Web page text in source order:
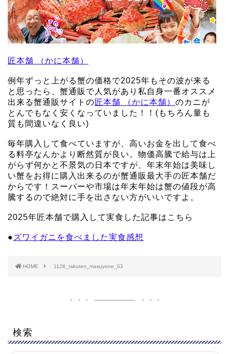
匠本舗 （かに本舗）
例年ずっと上がる蟹の価格で2025年もその波が来る
と思ったら、蟹通販で人気があり私自身一番オススメ
出来る蟹通販サイトの匠本舗 （かに本舗） のカニが
とんでもなく安くなっていました！！(もちろん量も
質も間違いなく良い)
毎年購入して食べていますが、高いお金を出して食べ
る料亭なんかより断然質が良い。物価高騰で給与は上
がらず何かと不景気の日本ですが、年末年始は美味し
い蟹をお得に購入出来るのが蟹通販最大手の匠本舗だ
からです！スーパーや市場は年末年始は蟹の値段が高
騰するので絶対に手を出さない方がいいですよ。
2025年匠本舗で購入して実食した記事はこちら
● ズワイガニを食べました実食感想
HOME 1128_rakuten_masuyone_03
検索